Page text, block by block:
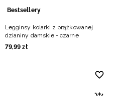
Bestsellery
Legginsy kolarki z prążkowanej
dzianiny damskie - czarne
79,99 zł